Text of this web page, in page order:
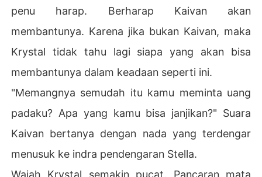
penu harap. Berharap Kaivan akan
membantunya. Karena jika bukan Kaivan, maka
Krystal tidak tahu lagi siapa yang akan bisa
membantunya dalam keadaan seperti ini.
"Memangnya semudah itu kamu meminta uang
padaku? Apa yang kamu bisa janjikan?" Suara
Kaivan bertanya dengan nada yang terdengar
menusuk ke indra pendengaran Stella.
Wajah Krystal semakin pucat. Pancaran mata